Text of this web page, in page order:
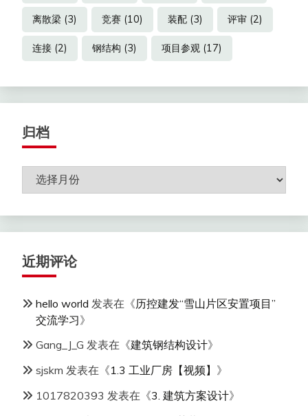
离散梁 (3) 竞赛 (10) 装配 (3) 评审 (2)
连接 (2) 钢结构 (3) 项目参观 (17)
归档
近期评论
hello world 发表在《历控建发“雪山片区安置项目”
交流学习》
Gang_J_G 发表在《建筑钢结构设计》
sjskm 发表在《1.3 工业厂房【视频】 》
1017820393 发表在《3. 建筑方案设计》